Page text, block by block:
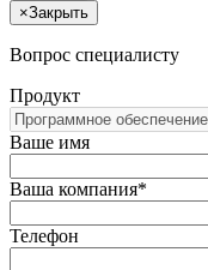
×Закрыть
Вопрос специалисту
Продукт
Ваше имя
Ваша компания*
Телефон